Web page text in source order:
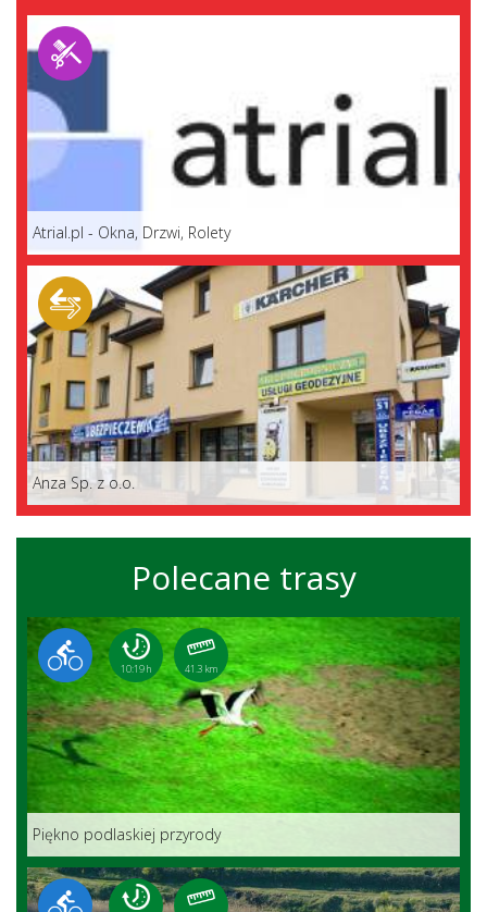
Atrial.pl - Okna, Drzwi, Rolety
Anza Sp. z o.o.
Polecane trasy
10:19 h 41.3 km
Piękno podlaskiej przyrody